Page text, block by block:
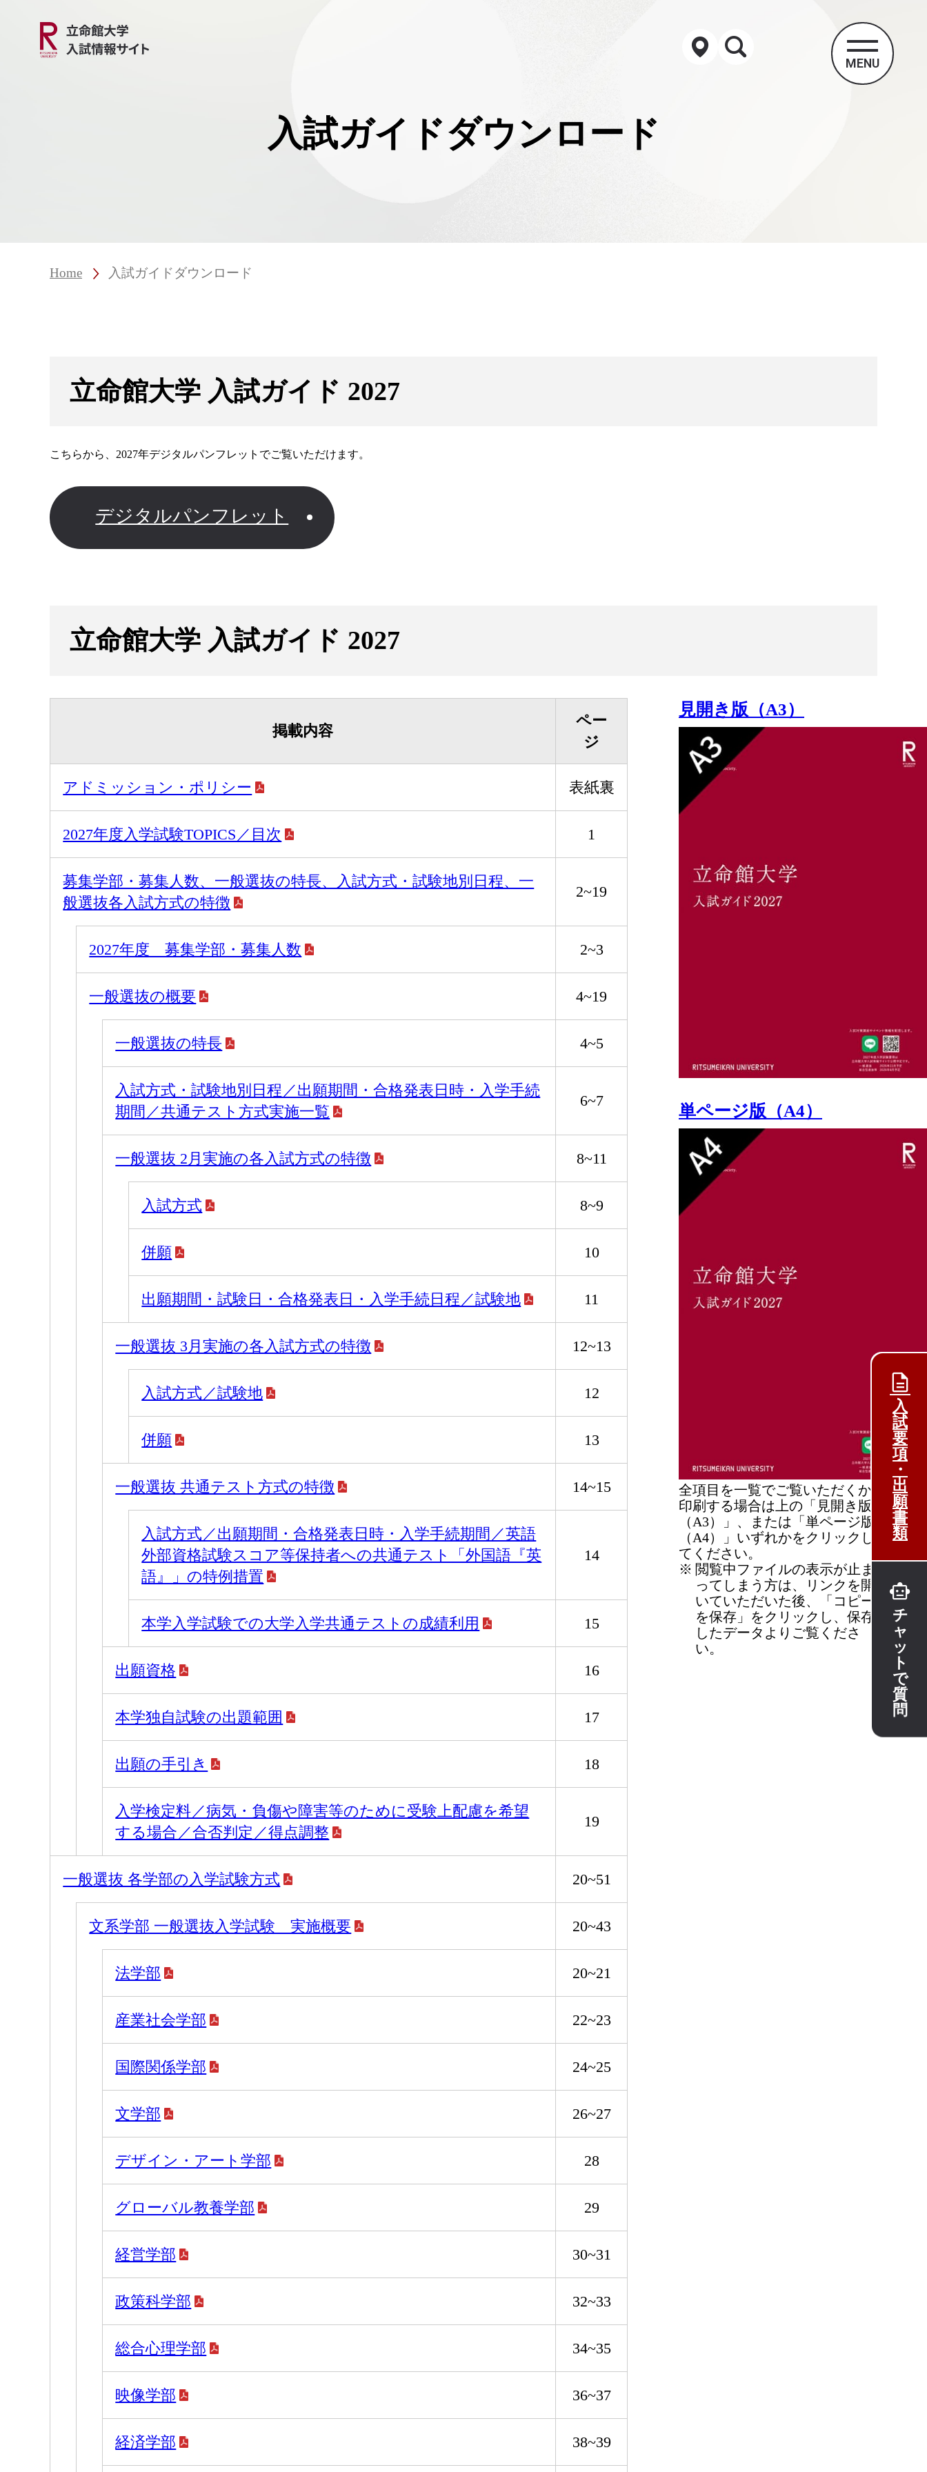
MENU
入試ガイドダウンロード
Home 入試ガイドダウンロード
立命館大学 入試ガイド 2027
こちらから、2027年デジタルパンフレットでご覧いただけます。
デジタルパンフレット
立命館大学 入試ガイド 2027
掲載内容
ペー
ジ
アドミッション・ポリシー 表紙裏
2027年度入学試験TOPICS／目次 1
募集学部・募集人数、一般選抜の特長、入試方式・試験地別日程、一
般選抜各入試方式の特徴
2~19
2027年度 募集学部・募集人数 2~3
一般選抜の概要 4~19
一般選抜の特長 4~5
入試方式・試験地別日程／出願期間・合格発表日時・入学手続
期間／共通テスト方式実施一覧
6~7
一般選抜 2月実施の各入試方式の特徴 8~11
入試方式 8~9
併願 10
出願期間・試験日・合格発表日・入学手続日程／試験地 11
一般選抜 3月実施の各入試方式の特徴 12~13
入試方式／試験地 12
併願 13
一般選抜 共通テスト方式の特徴 14~15
入試方式／出願期間・合格発表日時・入学手続期間／英語
外部資格試験スコア等保持者への共通テスト「外国語『英
語』」の特例措置
14
本学入学試験での大学入学共通テストの成績利用 15
出願資格 16
本学独自試験の出題範囲 17
出願の手引き 18
入学検定料／病気・負傷や障害等のために受験上配慮を希望
する場合／合否判定／得点調整
19
一般選抜 各学部の入学試験方式 20~51
文系学部 一般選抜入学試験 実施概要 20~43
法学部 20~21
産業社会学部 22~23
国際関係学部 24~25
文学部 26~27
デザイン・アート学部 28
グローバル教養学部 29
経営学部 30~31
政策科学部 32~33
総合心理学部 34~35
映像学部 36~37
経済学部 38~39
見開き版（A3）
単ページ版（A4）
全項目を一覧でご覧いただくか
印刷する場合は上の「見開き版
（A3）」、または「単ページ版
（A4）」いずれかをクリックし
てください。
※ 閲覧中ファイルの表示が止ま
ってしまう方は、リンクを開
いていただいた後、「コピー
を保存」をクリックし、保存
したデータよりご覧くださ
い。
入
試
要
項
・
出
願
書
類
チ
ャ
ッ
ト
で
質
問